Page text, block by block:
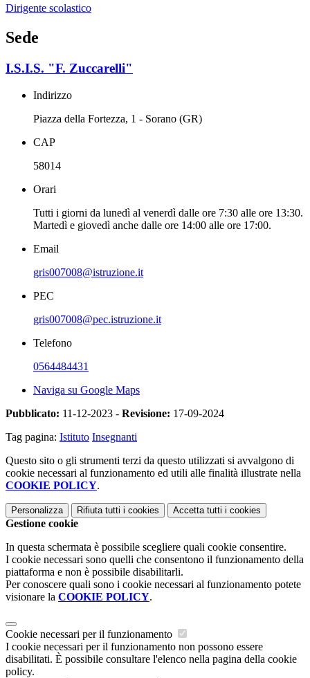
Dirigente scolastico
Sede
I.S.I.S. "F. Zuccarelli"
Indirizzo
Piazza della Fortezza, 1 - Sorano (GR)
CAP
58014
Orari
Tutti i giorni da lunedì al venerdì dalle ore 7:30 alle ore 13:30.
Martedì e giovedì anche dalle ore 14:00 alle ore 17:00.
Email
gris007008@istruzione.it
PEC
gris007008@pec.istruzione.it
Telefono
0564484431
Naviga su Google Maps
Pubblicato: 11-12-2023 - Revisione: 17-09-2024
Tag pagina: Istituto Insegnanti
Questo sito o gli strumenti terzi da questo utilizzati si avvalgono di
cookie necessari al funzionamento ed utili alle finalità illustrate nella
COOKIE POLICY.
Personalizza Rifiuta tutti i cookies Accetta tutti i cookies
Gestione cookie
In questa schermata è possibile scegliere quali cookie consentire.
I cookie necessari sono quelli che consentono il funzionamento della
piattaforma e non è possibile disabilitarli.
Per conoscere quali sono i cookie necessari al funzionamento potete
visionare la COOKIE POLICY.
Cookie necessari per il funzionamento
I cookie necessari per il funzionamento non possono essere
disabilitati. È possibile consultare l'elenco nella pagina della cookie
policy.